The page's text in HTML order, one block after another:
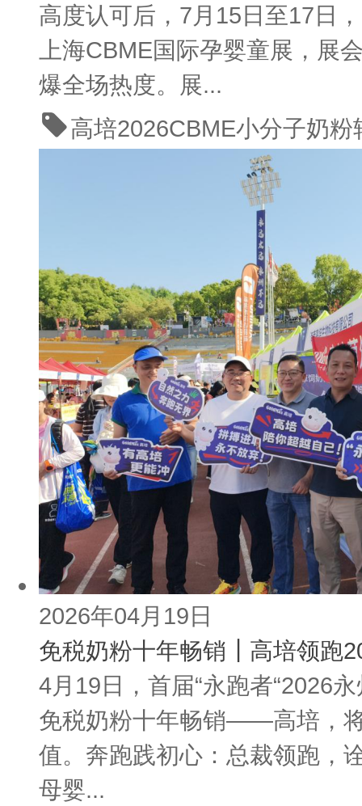
高度认可后，7月15日至17日
上海CBME国际孕婴童展，展
爆全场热度。展...
高培2026CBME小分子奶粉
2026年04月19日
免税奶粉十年畅销┃高培领跑
4月19日，首届“永跑者“2026
免税奶粉十年畅销——高培，
值。奔跑践初心：总裁领跑，
母婴...